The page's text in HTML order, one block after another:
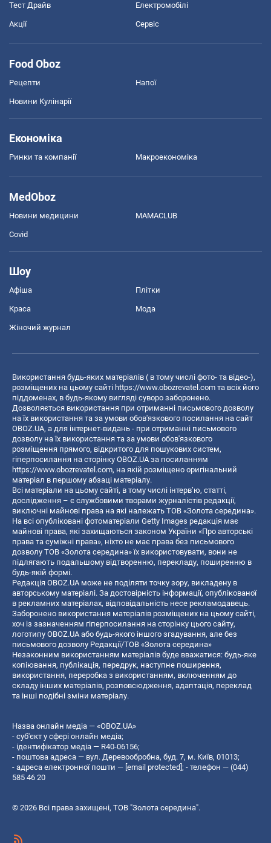
Тест Драйв Електромобілі
Акції Сервіс
Food Oboz
Рецепти Напої
Новини Кулінарії
Економіка
Ринки та компанії Макроекономіка
MedOboz
Новини медицини MAMACLUB
Covid
Шоу
Афіша Плітки
Краса Мода
Жіночий журнал
Використання будь-яких матеріалів ( в тому числі фото- та відео-),
розміщених на цьому сайті https://www.obozrevatel.com та всіх його
піддоменах, в будь-якому вигляді суворо заборонено.
Дозволяється використання при отриманні письмового дозволу
на їх використання та за умови обов'язкового посилання на сайт
OBOZ.UA, а для інтернет-видань - при отриманні письмового
дозволу на їх використання та за умови обов'язкового
розміщення прямого, відкритого для пошукових систем,
гіперпосилання на сторінку OBOZ.UA за посиланням
https://www.obozrevatel.com, на якій розміщено оригінальний
матеріал в першому абзаці матеріалу.
Всі матеріали на цьому сайті, в тому числі інтерв’ю, статті,
дослідження – є службовими творами журналістів редакції,
виключні майнові права на які належать ТОВ «Золота середина».
На всі опубліковані фотоматеріали Getty Images редакція має
майнові права, які захищаються законом України «Про авторські
права та суміжні права», ніхто не має права без письмового
дозволу ТОВ «Золота середина» їх використовувати, вони не
підлягають подальшому відтворенню, перекладу, поширенню в
будь-якій формі.
Редакція OBOZ.UA може не поділяти точку зору, викладену в
авторському матеріалі. За достовірність інформації, опублікованої
в рекламних матеріалах, відповідальність несе рекламодавець.
Заборонено використання матеріалів розміщених на цьому сайті,
хоч із зазначенням гіперпосилання на сторінку цього сайту,
логотипу OBOZ.UA або будь-якого іншого згадування, але без
письмового дозволу Редакції/ТОВ «Золота середина»
Незаконним використанням матеріалів буде вважатися: будь-яке
копiювання, публiкацiя, передрук, наступне поширення,
використання, переробка з використанням, включенням до
складу інших матеріалів, розповсюдження, адаптація, переклад
та інші подібні зміни матеріалу.
Назва онлайн медіа — «OBOZ.UA»
- суб'єкт у сфері онлайн медіа;
- ідентифікатор медіа — R40-06156;
- поштова адреса — вул. Деревообробна, буд. 7, м. Київ, 01013;
- адреса електронної пошти — [email protected] ; - телефон — (044)
585 46 20
© 2026 Всі права захищені, ТОВ "Золота середина".